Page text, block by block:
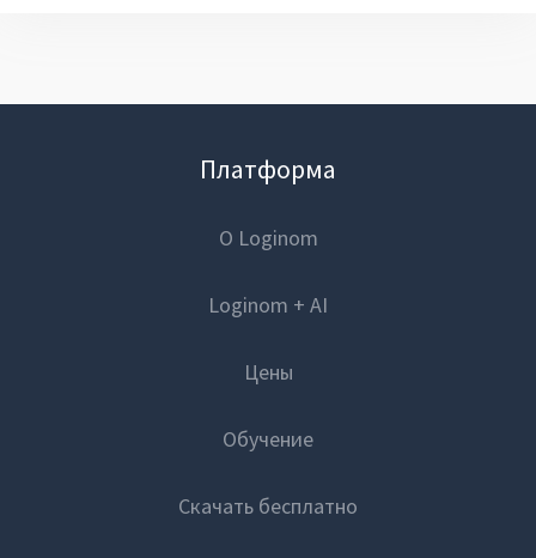
Платформа
О Loginom
Loginom + AI
Цены
Обучение
Скачать бесплатно